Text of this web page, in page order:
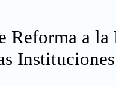
Reforma a